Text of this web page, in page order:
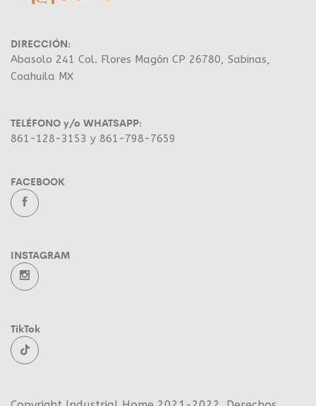
DIRECCIÓN:
Abasolo 241 Col. Flores Magón CP 26780, Sabinas,
Coahuila MX
TELÉFONO y/o WHATSAPP:
861-128-3153 y 861-798-7659
FACEBOOK
INSTAGRAM
TikTok